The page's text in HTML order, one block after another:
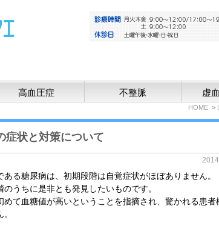
高血圧症 不整脈 虚
HOME
症状と対策について
ある糖尿病は、初期段階は自覚症状がほぼありません。
のうちに是非とも発見したいものです。
めて血糖値が高いということを指摘され、驚かれる患者